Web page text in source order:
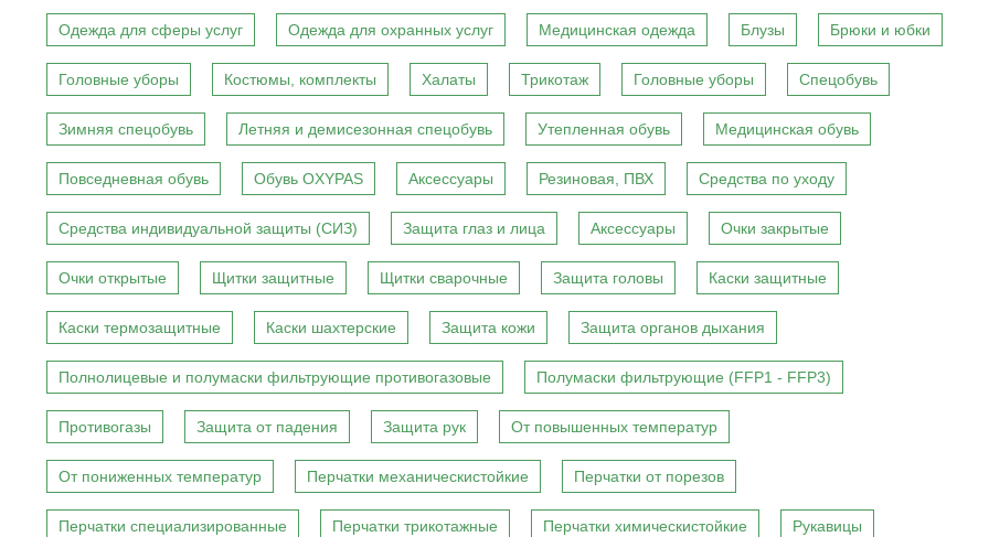
Одежда для сферы услуг Одежда для охранных услуг Медицинская одежда Блузы Брюки и юбки
Головные уборы Костюмы, комплекты Халаты Трикотаж Головные уборы Спецобувь
Зимняя спецобувь Летняя и демисезонная спецобувь Утепленная обувь Медицинская обувь
Повседневная обувь Обувь OXYPAS Аксессуары Резиновая, ПВХ Средства по уходу
Средства индивидуальной защиты (СИЗ) Защита глаз и лица Аксессуары Очки закрытые
Очки открытые Щитки защитные Щитки сварочные Защита головы Каски защитные
Каски термозащитные Каски шахтерские Защита кожи Защита органов дыхания
Полнолицевые и полумаски фильтрующие противогазовые Полумаски фильтрующие (FFP1 - FFP3)
Противогазы Защита от падения Защита рук От повышенных температур
От пониженных температур Перчатки механическистойкие Перчатки от порезов
Перчатки специализированные Перчатки трикотажные Перчатки химическистойкие Рукавицы